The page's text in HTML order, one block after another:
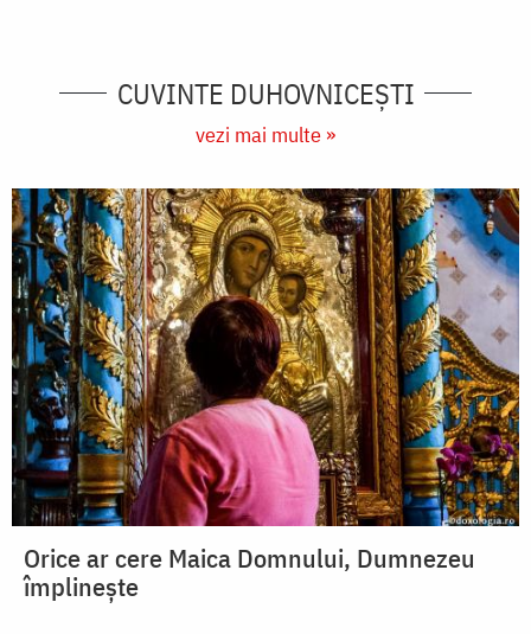
CUVINTE DUHOVNICEȘTI
vezi mai multe »
Orice ar cere Maica Domnului, Dumnezeu
împlinește